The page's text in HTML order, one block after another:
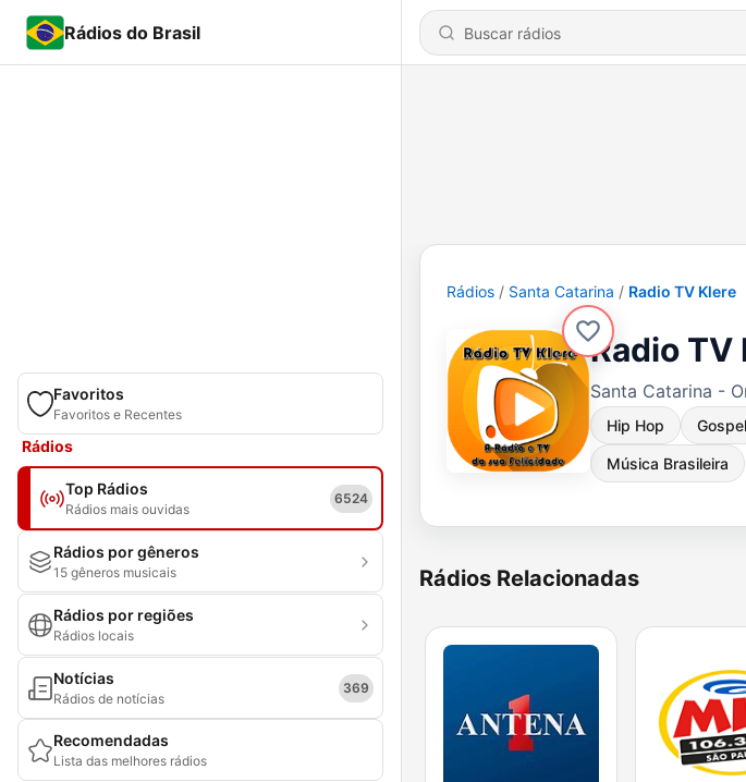
Rádios do Brasil
Favoritos
Favoritos e Recentes
Rádios
Top Rádios
Rádios mais ouvidas
6524
Rádios por gêneros
15 gêneros musicais
Rádios por regiões
Rádios locais
Notícias
Rádios de notícias
369
Recomendadas
Lista das melhores rádios
Rádios Santa Catarina Radio TV Klere
Radio TV
Santa Catarina -
Hip Hop Gospel
Música Brasileira
Rádios Relacionadas